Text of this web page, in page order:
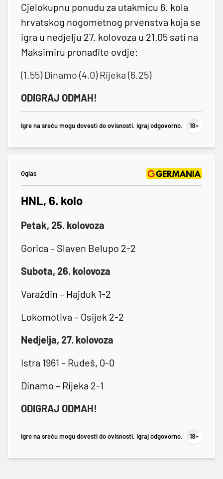
Cjelokupnu ponudu za utakmicu 6. kola
hrvatskog nogometnog prvenstva koja se
igra u nedjelju 27. kolovoza u 21.05 sati na
Maksimiru pronađite ovdje:
(1.55) Dinamo (4.0) Rijeka (6.25)
ODIGRAJ ODMAH!
Igre na sreću mogu dovesti do ovisnosti. Igraj odgovorno.
Oglas
HNL, 6. kolo
Petak, 25. kolovoza
Gorica – Slaven Belupo 2-2
Subota, 26. kolovoza
Varaždin – Hajduk 1-2
Lokomotiva – Osijek 2-2
Nedjelja, 27. kolovoza
Istra 1961 – Rudeš, 0-0
Dinamo – Rijeka 2-1
ODIGRAJ ODMAH!
Igre na sreću mogu dovesti do ovisnosti. Igraj odgovorno.